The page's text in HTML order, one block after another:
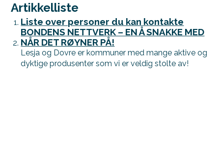
Artikkelliste
Liste over personer du kan kontakte
BONDENS NETTVERK – EN Å SNAKKE MED
NÅR DET RØYNER PÅ!
Lesja og Dovre er kommuner med mange aktive og
dyktige produsenter som vi er veldig stolte av!